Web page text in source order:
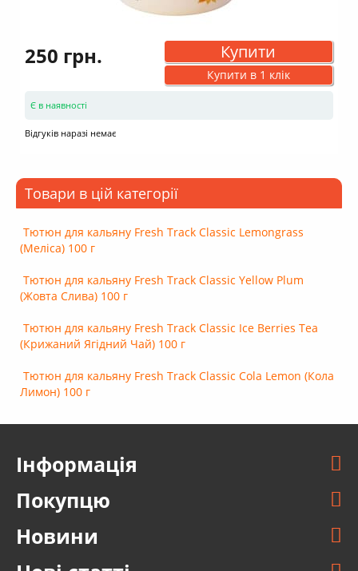
250 грн. Купити
Купити в 1 клік
Є в наявності
Відгуків наразі немає
Товари в цій категорії
Тютюн для кальяну Fresh Track Classic Lemongrass
(Меліса) 100 г
Тютюн для кальяну Fresh Track Classic Yellow Plum
(Жовта Слива) 100 г
Тютюн для кальяну Fresh Track Classic Ice Berries Tea
(Крижаний Ягідний Чай) 100 г
Тютюн для кальяну Fresh Track Classic Cola Lemon (Кола
Лимон) 100 г
Інформація
Покупцю
Новини